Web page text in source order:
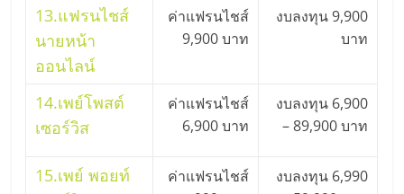
ไชส์
พร้อม
ทำเล
สำหรับ
13.แฟรนไชส์
นายหน้า
ออนไลน์
ค่าแฟรนไชส์
9,900 บาท
งบลงทุน 9,900
บาท
14.เพย์โพสต์
เซอร์วิส
ค่าแฟรนไชส์
6,900 บาท
งบลงทุน 6,900
– 89,900 บาท
15.เพย์ พอยท์
ค่าแฟรนไชส์
งบลงทุน 6,990